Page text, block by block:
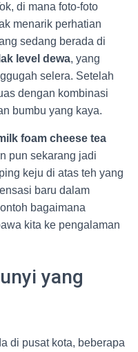
di mana foto-foto
menarik perhatian
sedang berada di
level dewa, yang
selera. Setelah
dengan kombinasi
bumbu yang kaya.
foam cheese tea
pun sekarang jadi
keju di atas teh yang
baru dalam
bagaimana
kita ke pengalaman
yang
di pusat kota, beberapa